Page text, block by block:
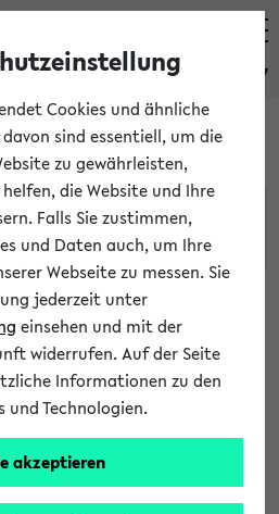
eKVV
in English
Previous...
Stegelmann
Cookies und ähnliche
sind essentiell, um die
zu gewährleisten,
die Website und Ihre
Falls Sie zustimmen,
und Daten auch, um Ihre
Webseite zu messen. Sie
jederzeit unter
einsehen und mit der
widerrufen. Auf der Seite
Informationen zu den
und Technologien.
akzeptieren